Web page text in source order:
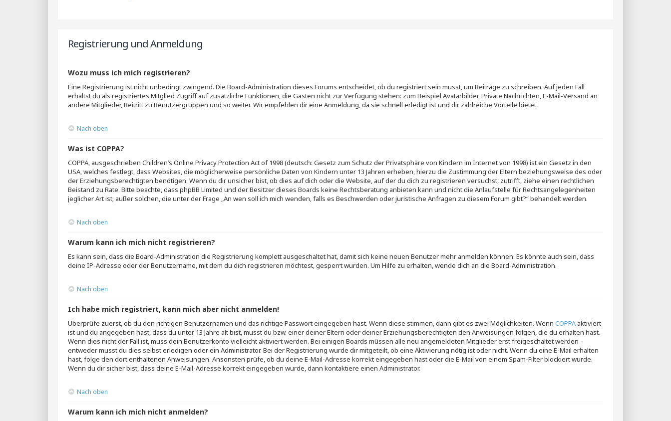
Registrierung und Anmeldung
Wozu muss ich mich registrieren?
Eine Registrierung ist nicht unbedingt zwingend. Die Board-Administration dieses Forums entscheidet, ob du registriert sein musst, um Beiträge zu schreiben. Auf jeden Fall
erhältst du als registriertes Mitglied Zugriff auf zusätzliche Funktionen, die Gästen nicht zur Verfügung stehen: zum Beispiel Avatarbilder, Private Nachrichten, E-Mail-Versand an
andere Mitglieder, Beitritt zu Benutzergruppen und so weiter. Wir empfehlen dir eine Anmeldung, da sie schnell erledigt ist und dir zahlreiche Vorteile bietet.
Nach oben
Was ist COPPA?
COPPA, ausgeschrieben Children’s Online Privacy Protection Act of 1998 (deutsch: Gesetz zum Schutz der Privatsphäre von Kindern im Internet von 1998) ist ein Gesetz in den
USA, welches festlegt, dass Websites, die möglicherweise persönliche Daten von Kindern unter 13 Jahren erheben, hierzu die Zustimmung der Eltern beziehungsweise des oder
der Erziehungsberechtigten benötigen. Wenn du dir unsicher bist, ob dies auf dich oder die Website, auf der du dich zu registrieren versuchst, zutrifft, ziehe einen rechtlichen
Beistand zu Rate. Bitte beachte, dass phpBB Limited und der Besitzer dieses Boards keine Rechtsberatung anbieten kann und nicht die Anlaufstelle für Rechtsangelegenheiten
jeglicher Art ist; außer solchen, die unter der Frage „An wen soll ich mich wenden, falls es Beschwerden oder juristische Anfragen zu diesem Forum gibt?“ behandelt werden.
Nach oben
Warum kann ich mich nicht registrieren?
Es kann sein, dass die Board-Administration die Registrierung komplett ausgeschaltet hat, damit sich keine neuen Benutzer mehr anmelden können. Es könnte auch sein, dass
deine IP-Adresse oder der Benutzername, mit dem du dich registrieren möchtest, gesperrt wurden. Um Hilfe zu erhalten, wende dich an die Board-Administration.
Nach oben
Ich habe mich registriert, kann mich aber nicht anmelden!
Überprüfe zuerst, ob du den richtigen Benutzernamen und das richtige Passwort eingegeben hast. Wenn diese stimmen, dann gibt es zwei Möglichkeiten. Wenn COPPA aktiviert
ist und du angegeben hast, dass du unter 13 Jahre alt bist, musst du bzw. einer deiner Eltern oder deiner Erziehungsberechtigten den Anweisungen folgen, die du erhalten hast.
Wenn dies nicht der Fall ist, muss dein Benutzerkonto vielleicht aktiviert werden. Bei einigen Boards müssen alle neu angemeldeten Mitglieder erst freigeschaltet werden –
entweder musst du dies selbst erledigen oder ein Administrator. Bei der Registrierung wurde dir mitgeteilt, ob eine Aktivierung nötig ist oder nicht. Wenn du eine E-Mail erhalten
hast, folge den dort enthaltenen Anweisungen. Ansonsten prüfe, ob du deine E-Mail-Adresse korrekt eingegeben hast oder die E-Mail von einem Spam-Filter blockiert wurde.
Wenn du dir sicher bist, dass deine E-Mail-Adresse korrekt eingegeben wurde, dann kontaktiere einen Administrator.
Nach oben
Warum kann ich mich nicht anmelden?